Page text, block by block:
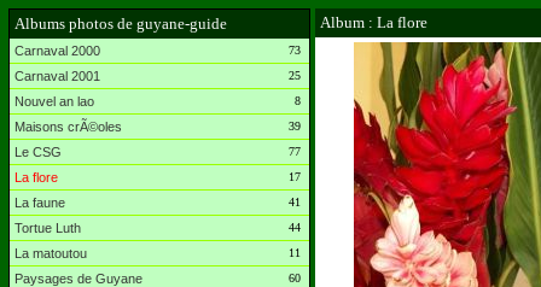
Albums photos de guyane-guide
Carnaval 2000 73
Carnaval 2001 25
Nouvel an lao 8
Maisons crÃ©oles 39
Le CSG 77
La flore 17
La faune 41
Tortue Luth 44
La matoutou 11
Paysages de Guyane 60
Album : La flore